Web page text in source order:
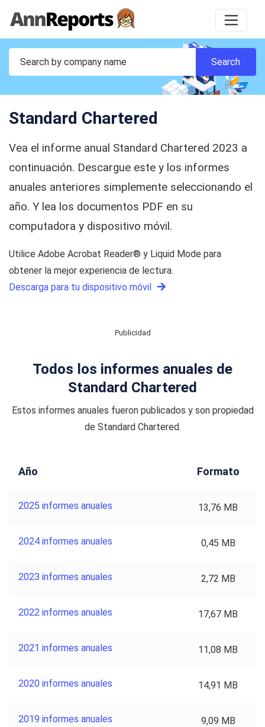
Standard Chartered
Vea el informe anual Standard Chartered 2023 a
continuación. Descargue este y los informes
anuales anteriores simplemente seleccionando el
año. Y lea los documentos PDF en su
computadora y dispositivo móvil.
Utilice Adobe Acrobat Reader® y Liquid Mode para
obtener la mejor experiencia de lectura.
Descarga para tu dispositivo móvil
Publicidad
Todos los informes anuales de
Standard Chartered
Estos informes anuales fueron publicados y son propiedad
de Standard Chartered.
Año Formato
2025 informes anuales 13,76 MB
2024 informes anuales 0,45 MB
2023 informes anuales 2,72 MB
2022 informes anuales 17,67 MB
2021 informes anuales 11,08 MB
2020 informes anuales 14,91 MB
2019 informes anuales 9,09 MB